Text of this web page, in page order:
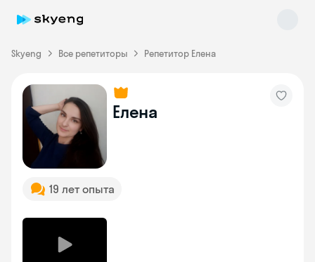
Skyeng Все репетиторы Репетитор Елена
Елена
19 лет опыта
Skyeng Chat
online